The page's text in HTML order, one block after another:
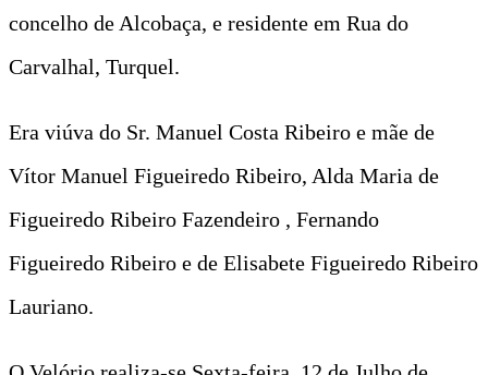
concelho de Alcobaça, e residente em Rua do
Carvalhal, Turquel.
Era viúva do Sr. Manuel Costa Ribeiro e mãe de
Vítor Manuel Figueiredo Ribeiro, Alda Maria de
Figueiredo Ribeiro Fazendeiro , Fernando
Figueiredo Ribeiro e de Elisabete Figueiredo Ribeiro
Lauriano.